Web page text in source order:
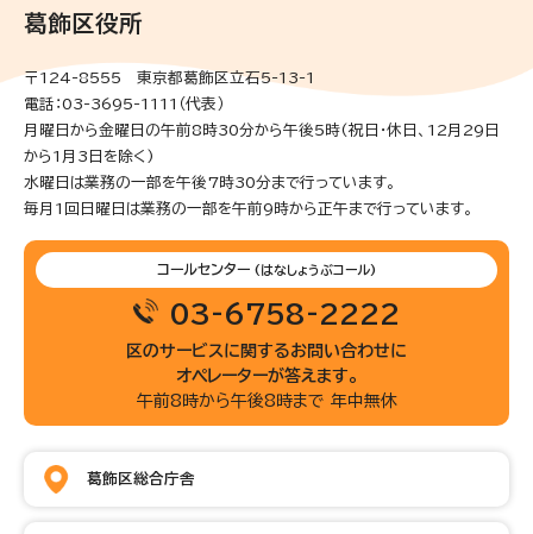
葛飾区役所
〒124-8555 東京都葛飾区立石5-13-1
電話：03-3695-1111（代表）
月曜日から金曜日の午前8時30分から午後5時(祝日・休日、12月29日
から1月3日を除く)
水曜日は業務の一部を午後7時30分まで行っています。
毎月1回日曜日は業務の一部を午前9時から正午まで行っています。
コールセンター (はなしょうぶコール)
03-6758-2222
区のサービスに関するお問い合わせに
オペレーターが答えます。
午前8時から午後8時まで 年中無休
葛飾区総合庁舎